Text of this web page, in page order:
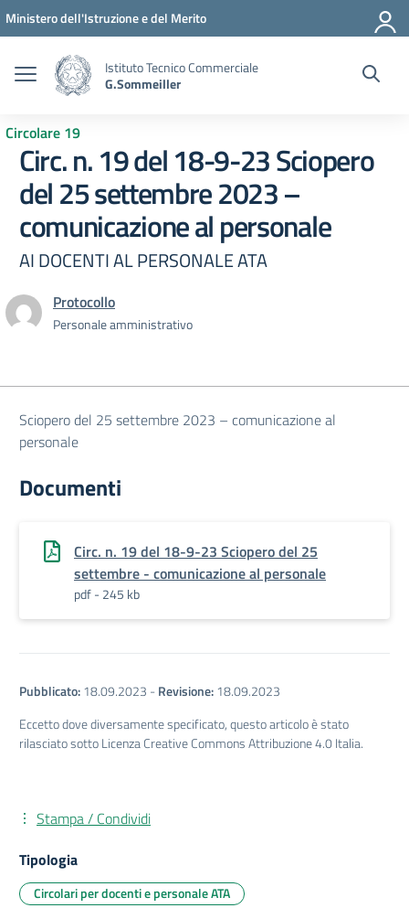
Vai ai contenuti
Vai al menu di navigazione
Vai al footer
Ministero dell'Istruzione e del Merito
Istituto Tecnico Commerciale
G.Sommeiller
Circolare 19
Circ. n. 19 del 18-9-23 Sciopero
del 25 settembre 2023 –
comunicazione al personale
AI DOCENTI AL PERSONALE ATA
Protocollo
Personale amministrativo
Sciopero del 25 settembre 2023 – comunicazione al
personale
Documenti
Circ. n. 19 del 18-9-23 Sciopero del 25
settembre - comunicazione al personale
pdf - 245 kb
Pubblicato:18.09.2023 -Revisione:18.09.2023
Eccetto dove diversamente specificato, questo articolo è stato
rilasciato sotto Licenza Creative Commons Attribuzione 4.0 Italia.
Stampa / Condividi
Tipologia
Circolari per docenti e personale ATA